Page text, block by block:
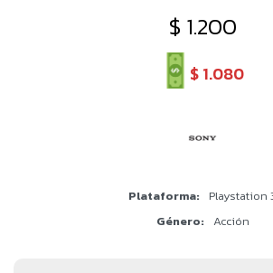
$ 1.200
$1.080
Plataforma
Playstation
Género
Acción